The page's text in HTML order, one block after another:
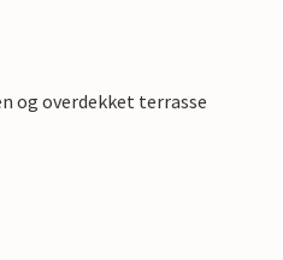
og overdekket terrasse